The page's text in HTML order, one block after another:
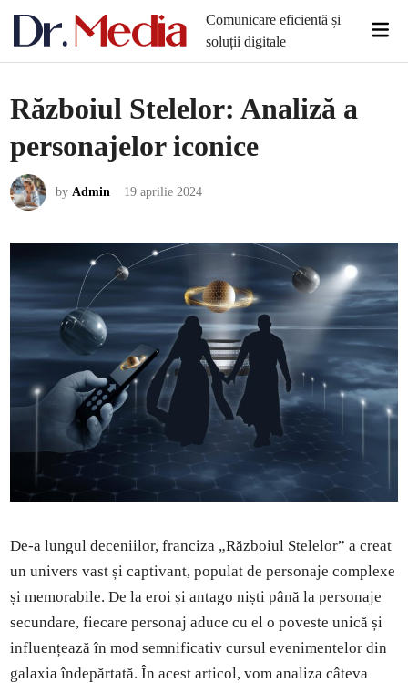
Comunicare eficientă și
soluții digitale
Războiul Stelelor: Analiză a
personajelor iconice
byAdmin 19 aprilie 2024
De-a lungul deceniilor, franciza „Războiul Stelelor” a creat
un univers vast și captivant, populat de personaje complexe
și memorabile. De la eroi și antago niști până la personaje
secundare, fiecare personaj aduce cu el o poveste unică și
influențează în mod semnificativ cursul evenimentelor din
galaxia îndepărtată. În acest articol, vom analiza câteva